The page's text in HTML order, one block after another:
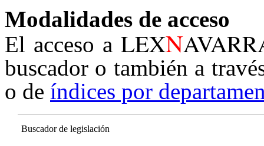
Modalidades de acceso
El acceso aLEXN
buscador o también a
o de índices por
Buscador de legislación